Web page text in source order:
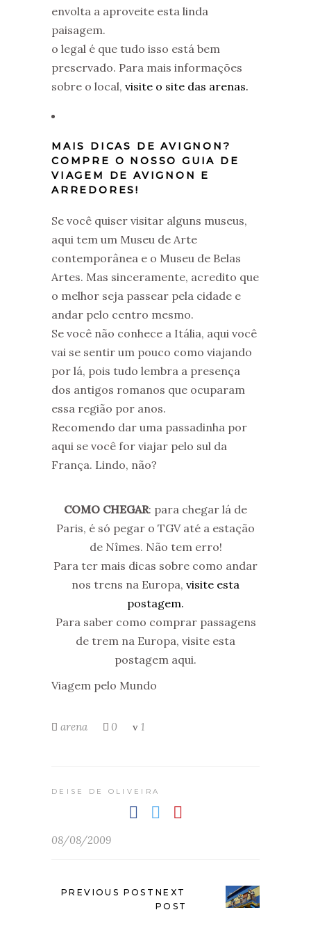
envolta a aproveite esta linda
paisagem.
o legal é que tudo isso está bem
preservado. Para mais informações
sobre o local, visite o site das arenas.
MAIS DICAS DE AVIGNON?
COMPRE O NOSSO GUIA DE
VIAGEM DE AVIGNON E
ARREDORES!
Se você quiser visitar alguns museus,
aqui tem um Museu de Arte
contemporânea e o Museu de Belas
Artes. Mas sinceramente, acredito que
o melhor seja passear pela cidade e
andar pelo centro mesmo.
Se você não conhece a Itália, aqui você
vai se sentir um pouco como viajando
por lá, pois tudo lembra a presença
dos antigos romanos que ocuparam
essa região por anos.
Recomendo dar uma passadinha por
aqui se você for viajar pelo sul da
França. Lindo, não?
COMO CHEGAR: para chegar lá de
Paris, é só pegar o TGV até a estação
de Nîmes. Não tem erro!
Para ter mais dicas sobre como andar
nos trens na Europa, visite esta
postagem.
Para saber como comprar passagens
de trem na Europa, visite esta
postagem aqui.
Viagem pelo Mundo
arena 0 1
DEISE DE OLIVEIRA
08/08/2009
PREVIOUS POST NEXT
POST